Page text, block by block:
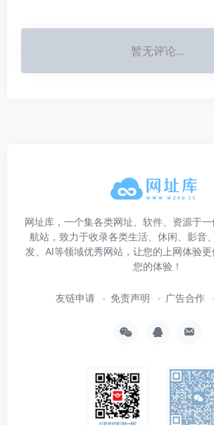
暂无评论...
网址库，一个集各类网址、软件、资源于
航站，致力于收录各类生活、休闲、影音
发、AI等领域优秀网站，让您的上网体验
您的体验！
友链申请 免责声明 广告合作